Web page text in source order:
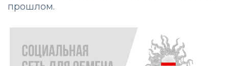
прошлом.